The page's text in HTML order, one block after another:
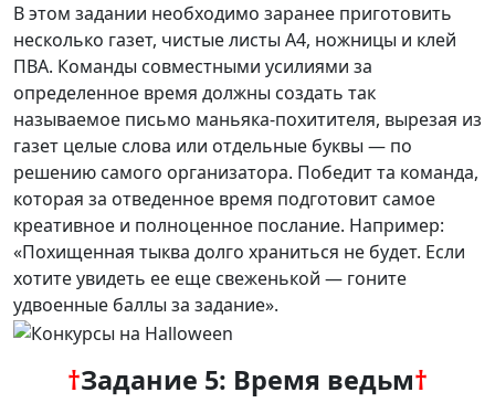
В этом задании необходимо заранее приготовить
несколько газет, чистые листы A4, ножницы и клей
ПВА. Команды совместными усилиями за
определенное время должны создать так
называемое письмо маньяка-похитителя, вырезая из
газет целые слова или отдельные буквы — по
решению самого организатора. Победит та команда,
которая за отведенное время подготовит самое
креативное и полноценное послание. Например:
«Похищенная тыква долго храниться не будет. Если
хотите увидеть ее еще свеженькой — гоните
удвоенные баллы за задание».
†Задание 5: Время ведьм†